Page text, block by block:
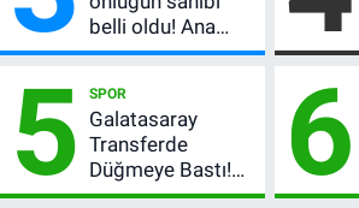
belli oldu! Ana
kadroya giren
oldu?
5 SPOR
Galatasaray
Transferde
Düğmeye Bastı!
Leao, Camavinga
6